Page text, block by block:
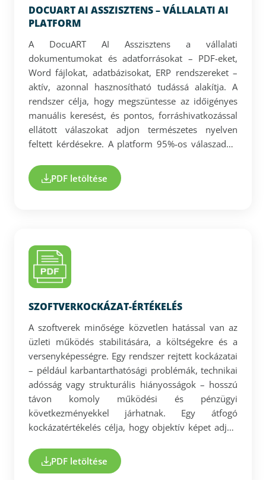
DOCUART AI ASSZISZTENS – VÁLLALATI AI
PLATFORM
A DocuART AI Asszisztens a vállalati
dokumentumokat és adatforrásokat – PDF-eket,
Word fájlokat, adatbázisokat, ERP rendszereket –
aktív, azonnal hasznosítható tudássá alakítja. A
rendszer célja, hogy megszüntesse az időigényes
manuális keresést, és pontos, forráshivatkozással
ellátott válaszokat adjon természetes nyelven
feltett kérdésekre. A platform 95%-os válaszadási
piaci átlagot. A megoldás zárt, biztonságos
környezetben fut, így az érzékeny vállalati adatok
tudást strukturált, ellenőrizhető és üzletileg
hasznosítható formában tegye elérhetővé.
PDF letöltése
SZOFTVERKOCKÁZAT-ÉRTÉKELÉS
A szoftverek minősége közvetlen hatással van az
üzleti működés stabilitására, a költségekre és a
versenyképességre. Egy rendszer rejtett kockázatai
– például karbantarthatósági problémák, technikai
adósság vagy strukturális hiányosságok – hosszú
távon komoly működési és pénzügyi
következményekkel járhatnak. Egy átfogó
kockázatértékelés célja, hogy objektív képet adjon
területeket, amelyek beavatkozást igényelnek,
különös tekintettel: - a legkritikusabb és
PDF letöltése